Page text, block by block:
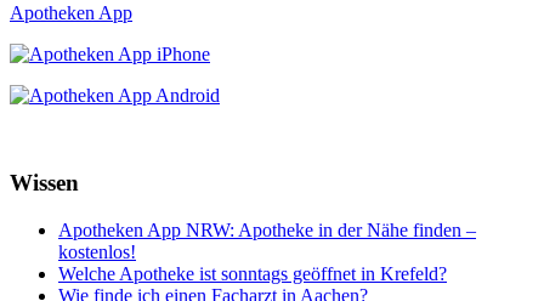
Apotheken App
Wissen
Apotheken App NRW: Apotheke in der Nähe finden –
kostenlos!
Welche Apotheke ist sonntags geöffnet in Krefeld?
Wie finde ich einen Facharzt in Aachen?